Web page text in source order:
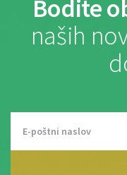
Bodite
naših